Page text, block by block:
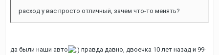
расход у вас просто отличный, зачем что-то менять?
да были наши авто
правда давно, двоечка 10 лет назад и 99-